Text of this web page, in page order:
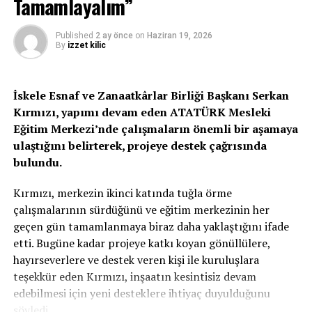
Tamamlayalım”
Published 2 ay önce on Haziran 19, 2026
By izzet kilic
İskele Esnaf ve Zanaatkârlar Birliği Başkanı Serkan
Kırmızı, yapımı devam eden ATATÜRK Mesleki
Eğitim Merkezi’nde çalışmaların önemli bir aşamaya
ulaştığını belirterek, projeye destek çağrısında
bulundu.
Kırmızı, merkezin ikinci katında tuğla örme
çalışmalarının sürdüğünü ve eğitim merkezinin her
geçen gün tamamlanmaya biraz daha yaklaştığını ifade
etti. Bugüne kadar projeye katkı koyan gönüllülere,
hayırseverlere ve destek veren kişi ile kuruluşlara
teşekkür eden Kırmızı, inşaatın kesintisiz devam
edebilmesi için yeni desteklere ihtiyaç duyulduğunu